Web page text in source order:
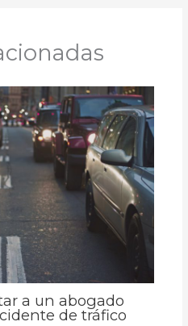
a un abogado
de tráfico